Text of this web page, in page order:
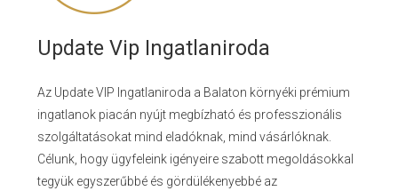
Update Vip Ingatlaniroda
Az Update VIP Ingatlaniroda a Balaton környéki prémium
ingatlanok piacán nyújt megbízható és professzionális
szolgáltatásokat mind eladóknak, mind vásárlóknak.
Célunk, hogy ügyfeleink igényeire szabott megoldásokkal
tegyük egyszerűbbé és gördülékenyebbé az